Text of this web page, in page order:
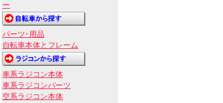
ー
パーツ･用品
自転車本体とフレーム
車系ラジコン本体
車系ラジコンパーツ
空系ラジコン本体